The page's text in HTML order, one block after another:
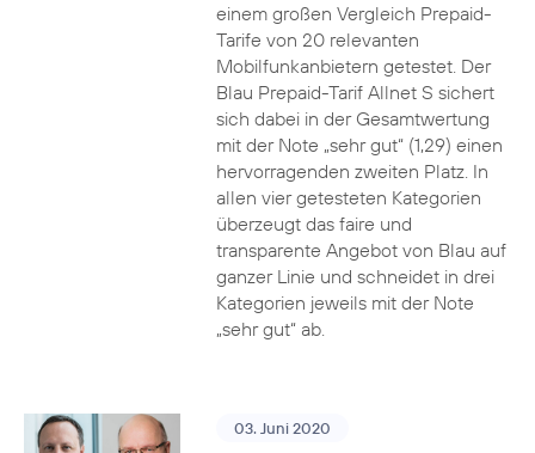
einem großen Vergleich Prepaid-
Tarife von 20 relevanten
Mobilfunkanbietern getestet. Der
Blau Prepaid-Tarif Allnet S sichert
sich dabei in der Gesamtwertung
mit der Note „sehr gut“ (1,29) einen
hervorragenden zweiten Platz. In
allen vier getesteten Kategorien
überzeugt das faire und
transparente Angebot von Blau auf
ganzer Linie und schneidet in drei
Kategorien jeweils mit der Note
„sehr gut“ ab.
03. Juni 2020